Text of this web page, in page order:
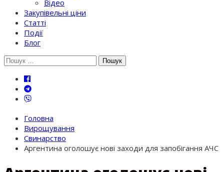
Відео
Закупівельні ціни
Статті
Події
Блог
Шукати:
Головна
Вирощування
Свинарство
Аргентина оголошує нові заходи для запобігання АЧС